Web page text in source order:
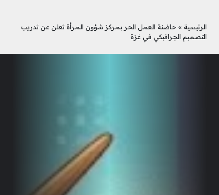
الرئيسية » حاضنة العمل الحر بمركز شؤون المرأة تعلن عن تدريب
التصميم الجرافيكي في غزة